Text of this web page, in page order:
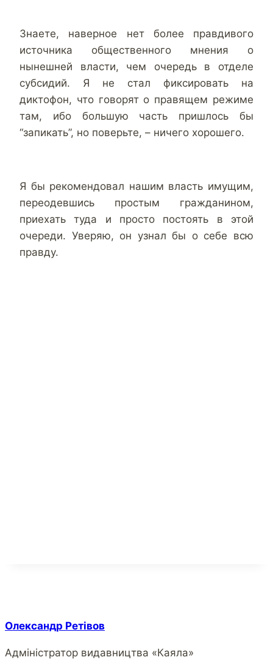
Знаете, наверное нет более правдивого
источника общественного мнения о
нынешней власти, чем очередь в отделе
субсидий. Я не стал фиксировать на
диктофон, что говорят о правящем режиме
там, ибо большую часть пришлось бы
“запикать”, но поверьте, – ничего хорошего.
Я бы рекомендовал нашим власть имущим,
переодевшись простым гражданином,
приехать туда и просто постоять в этой
очереди. Уверяю, он узнал бы о себе всю
правду.
Олександр Ретівов
Адміністратор видавництва «Каяла»